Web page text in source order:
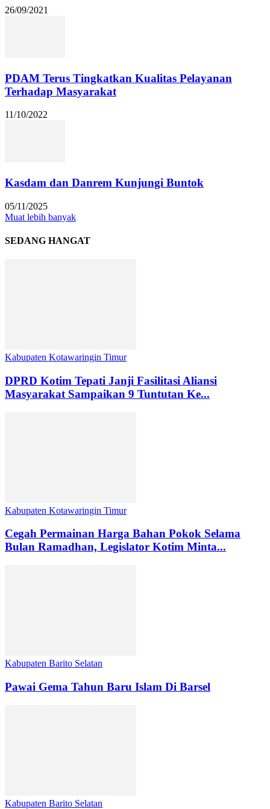
26/09/2021
PDAM Terus Tingkatkan Kualitas Pelayanan
Terhadap Masyarakat
11/10/2022
Kasdam dan Danrem Kunjungi Buntok
05/11/2025
Muat lebih banyak
SEDANG HANGAT
Kabupaten Kotawaringin Timur
DPRD Kotim Tepati Janji Fasilitasi Aliansi
Masyarakat Sampaikan 9 Tuntutan Ke...
Kabupaten Kotawaringin Timur
Cegah Permainan Harga Bahan Pokok Selama
Bulan Ramadhan, Legislator Kotim Minta...
Kabupaten Barito Selatan
Pawai Gema Tahun Baru Islam Di Barsel
Kabupaten Barito Selatan